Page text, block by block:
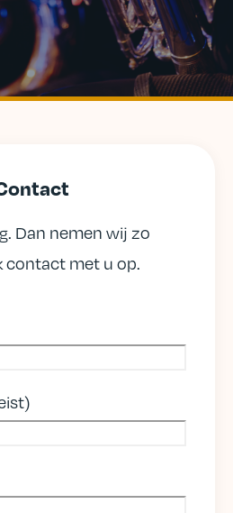
Dan nemen wij zo
contact met u op.